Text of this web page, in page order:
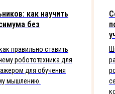
как научить
без
правильно ставить
робототехника для
для обучения
мышлению.